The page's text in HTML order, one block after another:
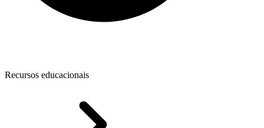
Recursos educacionais